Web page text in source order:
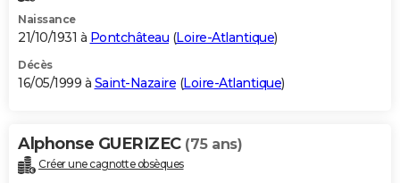
Naissance
21/10/1931 à Pontchâteau (Loire-Atlantique)
Décès
16/05/1999 à Saint-Nazaire (Loire-Atlantique)
Alphonse GUERIZEC (75 ans)
Créer une cagnotte obsèques